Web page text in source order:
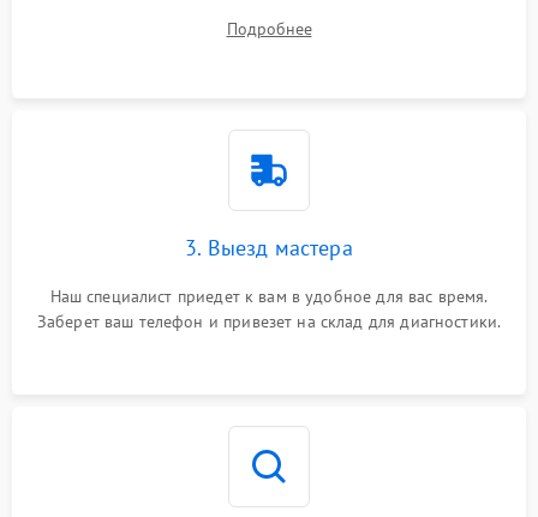
Подробнее
3. Выезд мастера
Наш специалист приедет к вам в удобное для вас время.
Заберет ваш телефон и привезет на склад для диагностики.